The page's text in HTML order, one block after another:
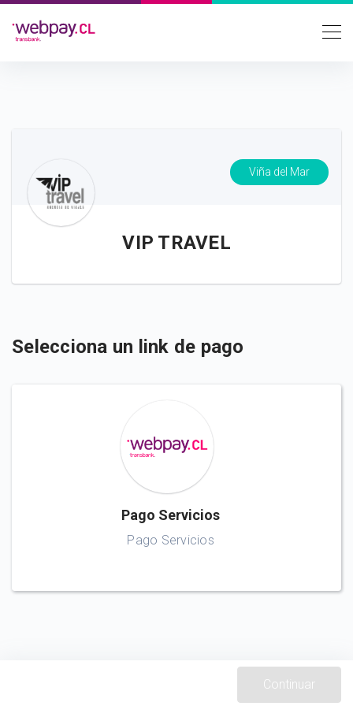
Viña del Mar
VIP TRAVEL
Selecciona un link de pago
Pago Servicios
Pago Servicios
Continuar